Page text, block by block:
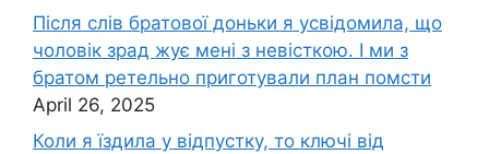
Після слів братової доньки я усвідомила, що
чоловік зpад жує мені з невісткою. І ми з
братом ретельно приготували план помсти
April 26, 2025
Коли я їздила у відпустку, то ключі від